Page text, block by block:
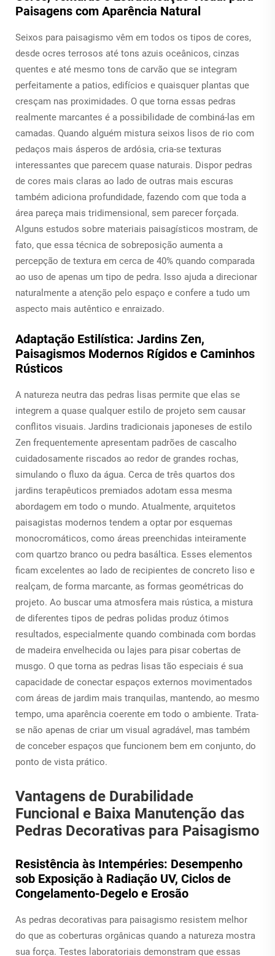
Paisagens com Aparência Natural
Seixos para paisagismo vêm em todos os tipos de cores,
desde ocres terrosos até tons azuis oceânicos, cinzas
quentes e até mesmo tons de carvão que se integram
perfeitamente a patios, edifícios e quaisquer plantas que
cresçam nas proximidades. O que torna essas pedras
realmente marcantes é a possibilidade de combiná-las em
camadas. Quando alguém mistura seixos lisos de rio com
pedaços mais ásperos de ardósia, cria-se texturas
interessantes que parecem quase naturais. Dispor pedras
de cores mais claras ao lado de outras mais escuras
também adiciona profundidade, fazendo com que toda a
área pareça mais tridimensional, sem parecer forçada.
Alguns estudos sobre materiais paisagísticos mostram, de
fato, que essa técnica de sobreposição aumenta a
percepção de textura em cerca de 40% quando comparada
ao uso de apenas um tipo de pedra. Isso ajuda a direcionar
naturalmente a atenção pelo espaço e confere a tudo um
aspecto mais autêntico e enraizado.
Adaptação Estilística: Jardins Zen,
Paisagismos Modernos Rígidos e Caminhos
Rústicos
A natureza neutra das pedras lisas permite que elas se
integrem a quase qualquer estilo de projeto sem causar
conflitos visuais. Jardins tradicionais japoneses de estilo
Zen frequentemente apresentam padrões de cascalho
cuidadosamente riscados ao redor de grandes rochas,
simulando o fluxo da água. Cerca de três quartos dos
jardins terapêuticos premiados adotam essa mesma
abordagem em todo o mundo. Atualmente, arquitetos
paisagistas modernos tendem a optar por esquemas
monocromáticos, como áreas preenchidas inteiramente
com quartzo branco ou pedra basáltica. Esses elementos
ficam excelentes ao lado de recipientes de concreto liso e
realçam, de forma marcante, as formas geométricas do
projeto. Ao buscar uma atmosfera mais rústica, a mistura
de diferentes tipos de pedras polidas produz ótimos
resultados, especialmente quando combinada com bordas
de madeira envelhecida ou lajes para pisar cobertas de
musgo. O que torna as pedras lisas tão especiais é sua
capacidade de conectar espaços externos movimentados
com áreas de jardim mais tranquilas, mantendo, ao mesmo
tempo, uma aparência coerente em todo o ambiente. Trata-
se não apenas de criar um visual agradável, mas também
de conceber espaços que funcionem bem em conjunto, do
ponto de vista prático.
Vantagens de Durabilidade
Funcional e Baixa Manutenção das
Pedras Decorativas para Paisagismo
Resistência às Intempéries: Desempenho
sob Exposição à Radiação UV, Ciclos de
Congelamento-Degelo e Erosão
As pedras decorativas para paisagismo resistem melhor
do que as coberturas orgânicas quando a natureza mostra
sua força. Testes laboratoriais demonstram que essas